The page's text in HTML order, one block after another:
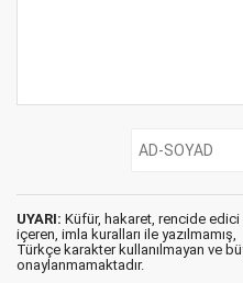
UYARI: Küfür, hakaret, rencide edici
içeren, imla kuralları ile yazılmamış,
Türkçe karakter kullanılmayan ve
onaylanmamaktadır.